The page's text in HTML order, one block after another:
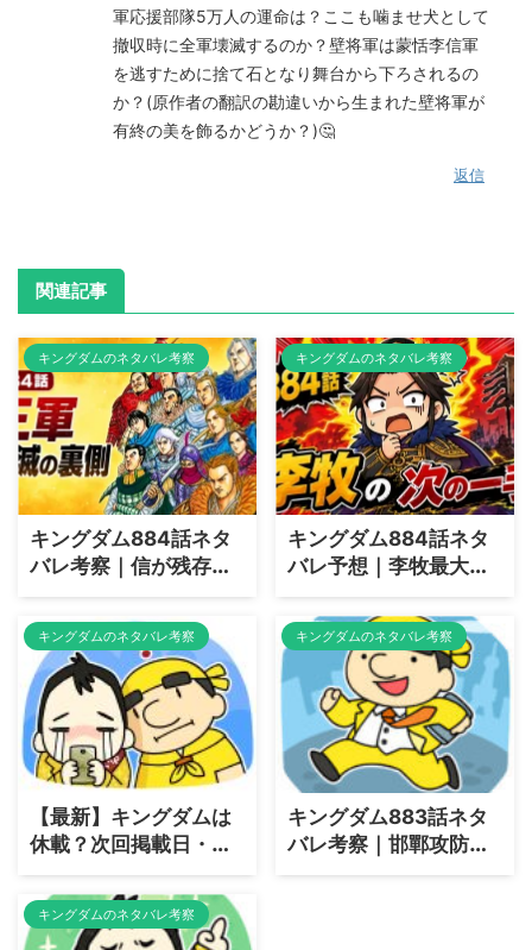
軍応援部隊5万人の運命は？ここも噛ませ犬として
撤収時に全軍壊滅するのか？壁将軍は蒙恬李信軍
を逃すために捨て石となり舞台から下ろされるの
か？(原作者の翻訳の勘違いから生まれた壁将軍が
有終の美を飾るかどうか？)🤔
返信
関連記事
キングダムのネタバレ考察
キングダム884話ネタ
バレ考察｜信が残存戦
力の再結集を決断！河
了貂が犠牲を示唆
キングダムのネタバレ考察
キングダム884話ネタ
バレ予想｜李牧最大の
勝利が破滅の始まり？
キングダムのネタバレ考察
【最新】キングダムは
休載？次回掲載日・ヤ
ングジャンプ発売日は
いつ
キングダムのネタバレ考察
キングダム883話ネタ
バレ考察｜邯鄲攻防戦
決着！李牧最大の勝利
キングダムのネタバレ考察